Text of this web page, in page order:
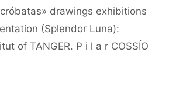
drawings exhibitions
(Splendor Luna):
of TANGER. P i l a r COSSÍO